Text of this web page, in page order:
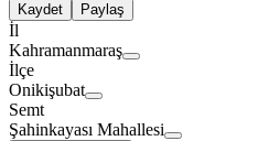
Kaydet
Paylaş
İl
Kahramanmaraş
İlçe
Onikişubat
Semt
Şahinkayası Mahallesi